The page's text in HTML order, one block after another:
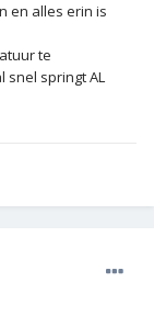
en alles erin is
te
snel springt AL